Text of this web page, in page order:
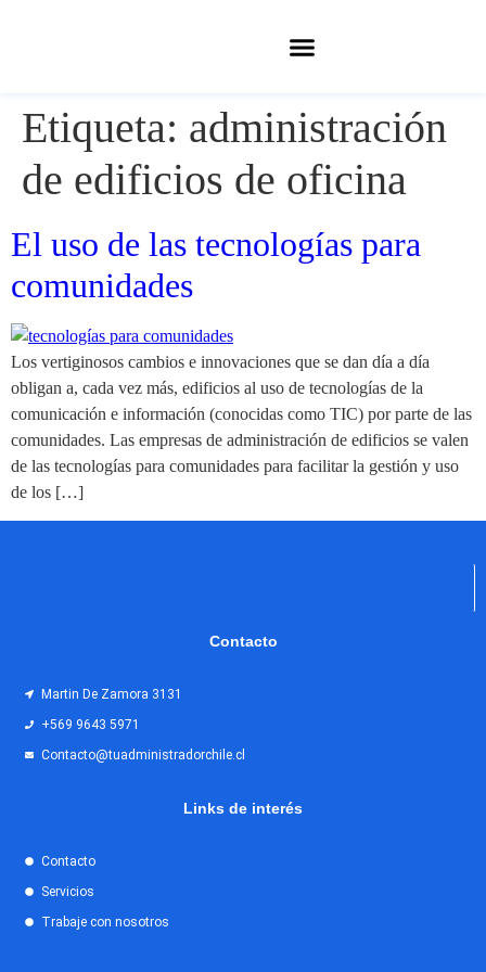
Etiqueta: administración
de edificios de oficina
El uso de las tecnologías para
comunidades
Los vertiginosos cambios e innovaciones que se dan día a día
obligan a, cada vez más, edificios al uso de tecnologías de la
comunicación e información (conocidas como TIC) por parte de las
comunidades. Las empresas de administración de edificios se valen
de las tecnologías para comunidades para facilitar la gestión y uso
de los […]
Contacto
Martin De Zamora 3131
+569 9643 5971
Contacto@tuadministradorchile.cl
Links de interés
Contacto
Servicios
Trabaje con nosotros